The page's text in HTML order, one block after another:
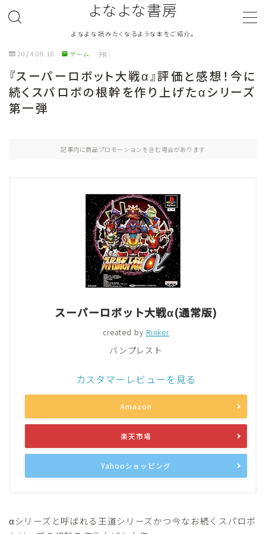
よなよな書房
よなよな読みたくなるような本をご紹介。
ジャンル Genre
ランキング
作者別おすすめ Author
読書をより楽しむ Good Reading
2024.08.18 ゲーム PR
『スーパーロボット大戦α』評価と感想！今に
続くスパロボの根幹を作り上げたαシリーズ
第一弾
記事内に商品プロモーションを含む場合があります
スーパーロボット大戦α(通常版)
created by Rinker
バンプレスト
カスタマーレビューを見る
Amazon
楽天市場
Yahooショッピング
αシリーズと呼ばれる王道シリーズかつ今なお続くスパロボ